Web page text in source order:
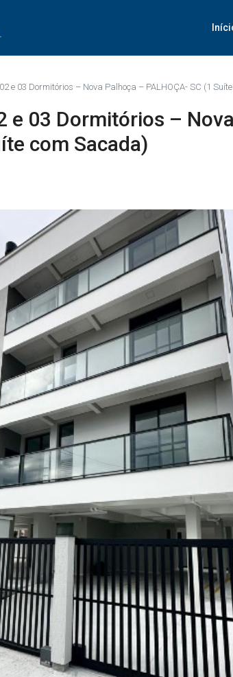
e 03 Dormitórios – Nova Palhoça – PALHOÇA- SC (1
e 03 Dormitórios –
com Sacada)